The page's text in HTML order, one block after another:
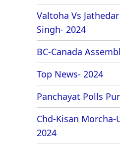
Valtoha Vs
Singh- 2024
BC-Canada
Top News- 2024
Panchayat Polls
Chd-Kisan Morcha-
2024